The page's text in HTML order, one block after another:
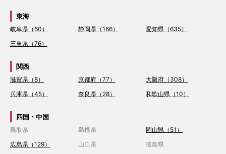
東海
岐阜県（60） 静岡県（166）
愛知県（635）
三重県（76）
関西
滋賀県（8） 京都府（77）
大阪府（308）
兵庫県（45）
奈良県（28） 和歌山県（10）
四国・中国
鳥取県 島根県
岡山県（51）
広島県（129）
山口県
徳島県